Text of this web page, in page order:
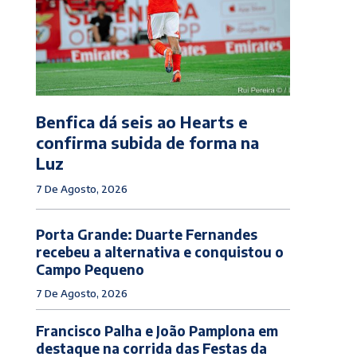
Benfica dá seis ao Hearts e
confirma subida de forma na
Luz
7 De Agosto, 2026
Porta Grande: Duarte Fernandes
recebeu a alternativa e conquistou o
Campo Pequeno
7 De Agosto, 2026
Francisco Palha e João Pamplona em
destaque na corrida das Festas da